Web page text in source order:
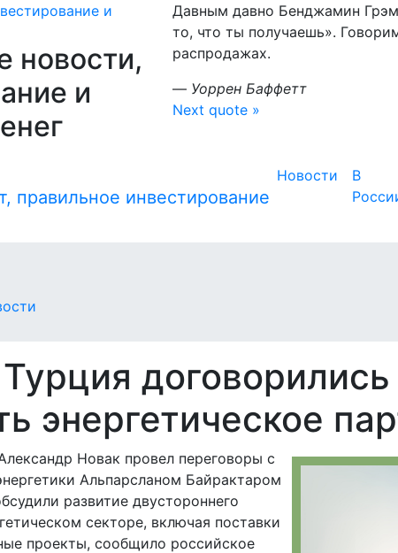
новости,
и
Давным давно Бенджамин
то, что ты получаешь».
распродажах.
— Уоррен Баффетт
Next quote »
Новости
В
договорились
энергетическое
Новак провел переговоры с
Альпарсланом Байрактаром
развитие двустороннего
секторе, включая поставки
проекты, сообщило российское